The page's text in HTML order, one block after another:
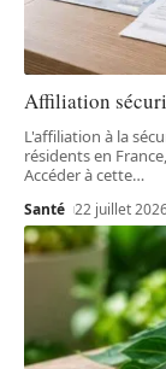
Affiliation
L'affiliation à la
résidents en
Accéder à cette…
Santé 22 juillet